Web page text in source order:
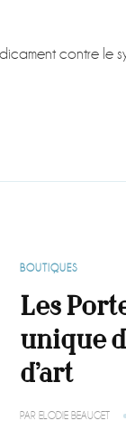
contre le
BOUTIQUES
Les
unique
d’art
PAR ELODIE BEAUGET